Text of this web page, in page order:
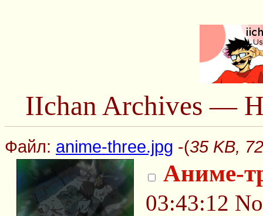
IIchan Archives —
Файл: anime-three.jpg -(35 KB,
Аниме-
03:43:12